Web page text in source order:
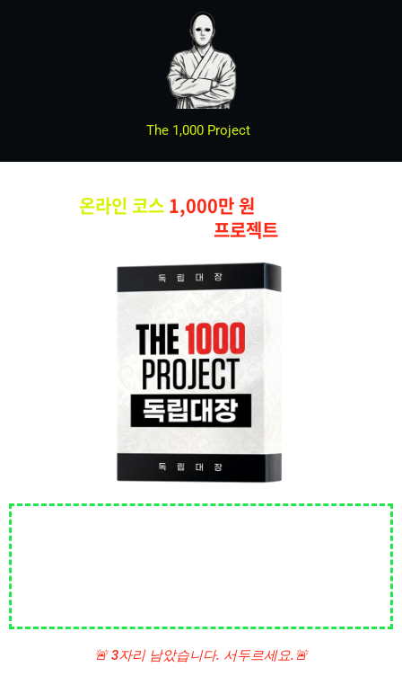
The 1,000 Project
온라인 코스 1,000만 원
프로젝트입니다."
🚨 3자리 남았습니다. 서두르세요.🚨